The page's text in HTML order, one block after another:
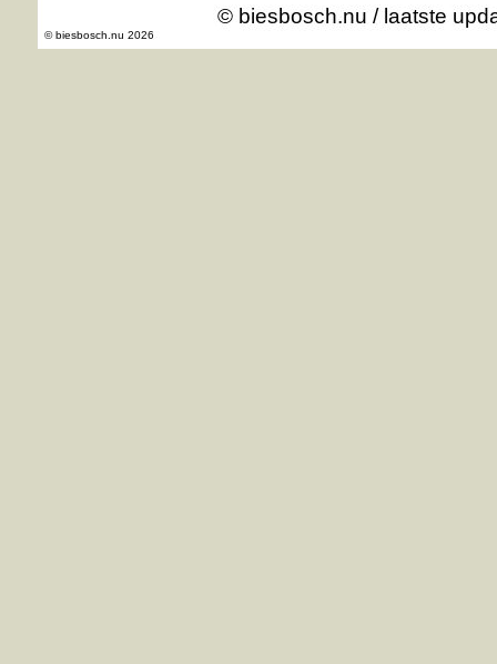
© biesbosch.nu / laatste
© biesbosch.nu 2026